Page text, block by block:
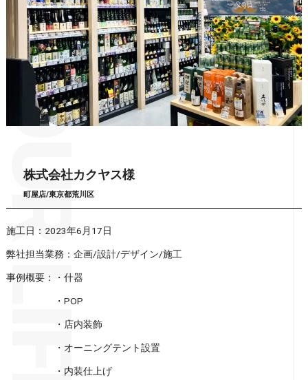
株式会社カクヤス様
町屋店/東京都荒川区
施工日：2023年6月17日
弊社担当業務：企画/設計/デザイン/施工
事例概要：・什器
・POP
・店内装飾
・オーニングテント設置
・内装仕上げ